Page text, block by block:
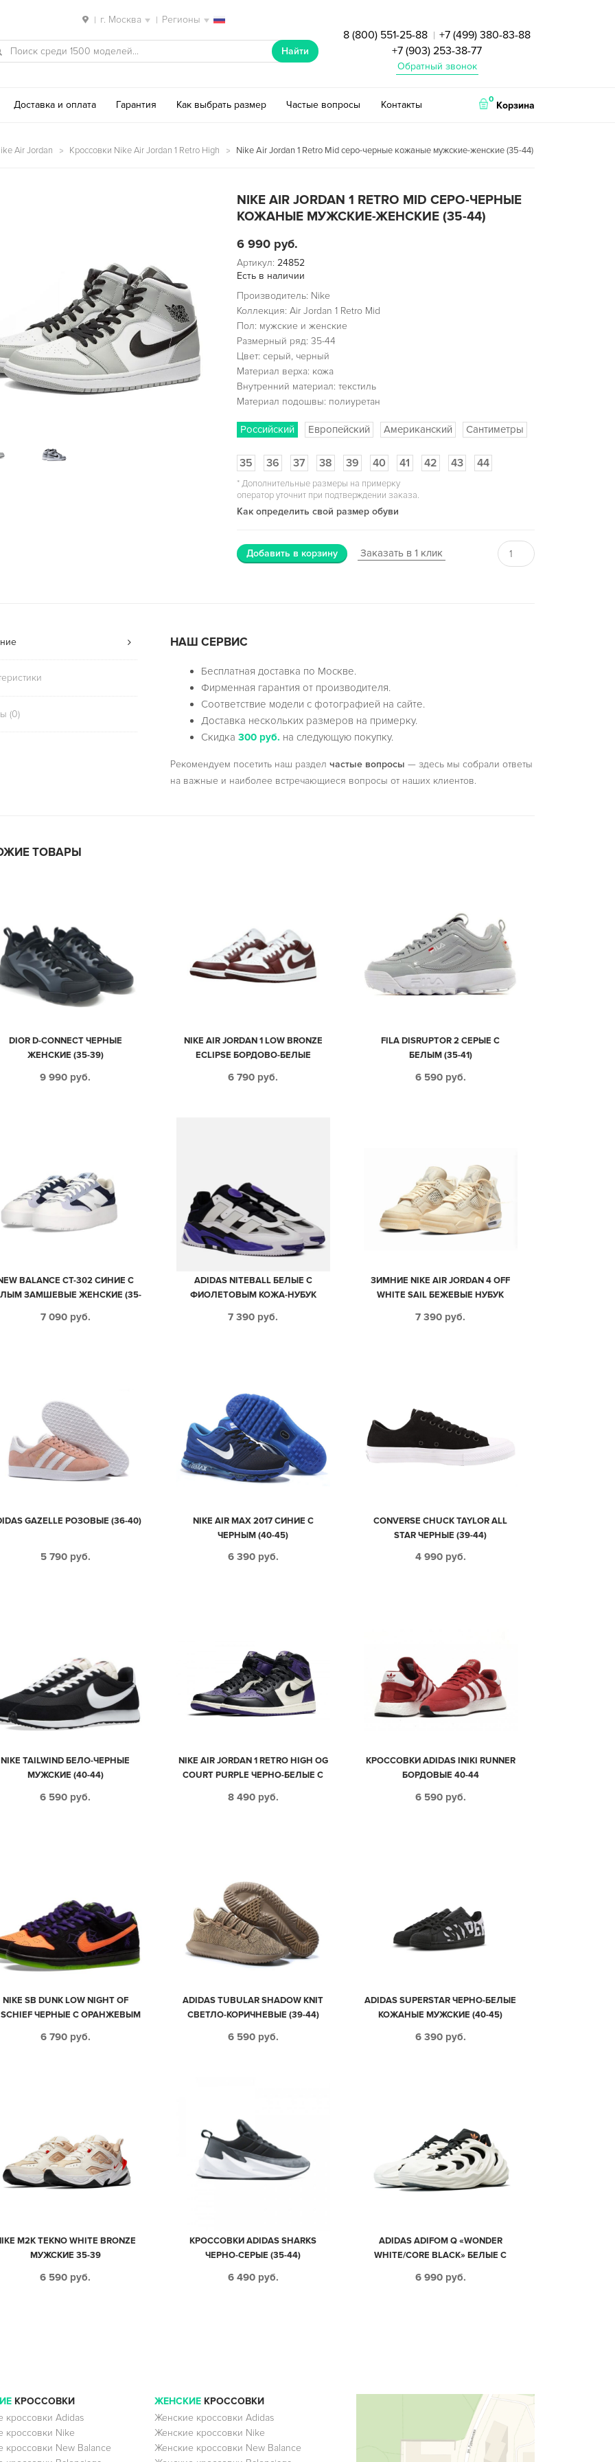
| г. Москва | Регионы
Найти
8 (800) 551-25-88 | +7 (499) 380-83-88
+7 (903) 253-38-77
Обратный звонок
Доставка и оплата Гарантия Как выбрать размер Частые вопросы Контакты 0
Корзина
Air Jordan Кроссовки Nike Air Jordan 1 Retro High Nike Air Jordan 1 Retro Mid серо-черные кожаные мужские-женские (35-44)
NIKE AIR JORDAN 1 RETRO MID СЕРО-ЧЕРНЫЕ
КОЖАНЫЕ МУЖСКИЕ-ЖЕНСКИЕ (35-44)
6 990 руб.
Артикул: 24852
Есть в наличии
Производитель: Nike
Коллекция: Air Jordan 1 Retro Mid
Пол: мужские и женские
Размерный ряд: 35-44
Цвет: серый, черный
Материал верха: кожа
Внутренний материал: текстиль
Материал подошвы: полиуретан
Российский Европейский Американский Сантиметры
35 36 37 38 39 40 41 42 43 44
*Дополнительные размеры на примерку
оператор уточнит при подтверждении заказа.
Как определить свой размер обуви
Добавить в корзину Заказать в 1 клик
(0)
НАШ СЕРВИС
Бесплатная доставка по Москве.
Фирменная гарантия от производителя.
Соответствие модели с фотографией на сайте.
Доставка нескольких размеров на примерку.
Скидка300 руб. на следующую покупку.
Рекомендуем посетить наш разделчастые вопросы — здесь мы собрали ответы
на важные и наиболее встречающиеся вопросы от наших клиентов.
ТОВАРЫ
DIOR D-CONNECT ЧЕРНЫЕ
ЖЕНСКИЕ (35-39)
9 990 руб.
NIKE AIR JORDAN 1 LOW BRONZE
ECLIPSE БОРДОВО-БЕЛЫЕ
6 790 руб.
FILA DISRUPTOR 2 СЕРЫЕ С
БЕЛЫМ (35-41)
6 590 руб.
BALANCE CT-302 СИНИЕ С
ЗАМШЕВЫЕ ЖЕНСКИЕ (35-
7 090 руб.
ADIDAS NITEBALL БЕЛЫЕ С
ФИОЛЕТОВЫМ КОЖА-НУБУК
7 390 руб.
ЗИМНИЕ NIKE AIR JORDAN 4 OFF
WHITE SAIL БЕЖЕВЫЕ НУБУК
7 390 руб.
GAZELLE РОЗОВЫЕ (36-40)
5 790 руб.
NIKE AIR MAX 2017 СИНИЕ С
ЧЕРНЫМ (40-45)
6 390 руб.
CONVERSE CHUCK TAYLOR ALL
STAR ЧЕРНЫЕ (39-44)
4 990 руб.
NIKE TAILWIND БЕЛО-ЧЕРНЫЕ
МУЖСКИЕ (40-44)
6 590 руб.
NIKE AIR JORDAN 1 RETRO HIGH OG
COURT PURPLE ЧЕРНО-БЕЛЫЕ С
МУЖСКИЕ (40-44)
8 490 руб.
КРОССОВКИ ADIDAS INIKI RUNNER
БОРДОВЫЕ 40-44
6 590 руб.
NIKE SB DUNK LOW NIGHT OF
ЧЕРНЫЕ С ОРАНЖЕВЫМ
6 790 руб.
ADIDAS TUBULAR SHADOW KNIT
СВЕТЛО-КОРИЧНЕВЫЕ (39-44)
6 590 руб.
ADIDAS SUPERSTAR ЧЕРНО-БЕЛЫЕ
КОЖАНЫЕ МУЖСКИЕ (40-45)
6 390 руб.
M2K TEKNO WHITE BRONZE
МУЖСКИЕ 35-39
6 590 руб.
КРОССОВКИ ADIDAS SHARKS
ЧЕРНО-СЕРЫЕ (35-44)
6 490 руб.
ADIDAS ADIFOM Q «WONDER
WHITE/CORE BLACK» БЕЛЫЕ С
44)
6 990 руб.
КРОССОВКИ
кроссовки Adidas
кроссовки Nike
кроссовки New Balance
ЖЕНСКИЕКРОССОВКИ
Женские кроссовки Adidas
Женские кроссовки Nike
Женские кроссовки New Balance